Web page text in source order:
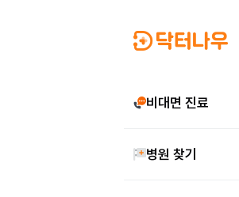
비대면 진료
병원 찾기